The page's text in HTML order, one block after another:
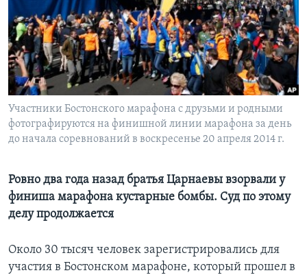
Learning English
СОЦИАЛЬНЫЕ СЕТИ
Языки
Участники Бостонского марафона с друзьми и родными
фотографируются на финишной линии марафона за день
до начала соревнований в воскресенье 20 апреля 2014 г.
Ровно два года назад братья Царнаевы взорвали у
финиша марафона кустарные бомбы. Суд по этому
делу продолжается
Около 30 тысяч человек зарегистрировались для
участия в Бостонском марафоне, который прошел в